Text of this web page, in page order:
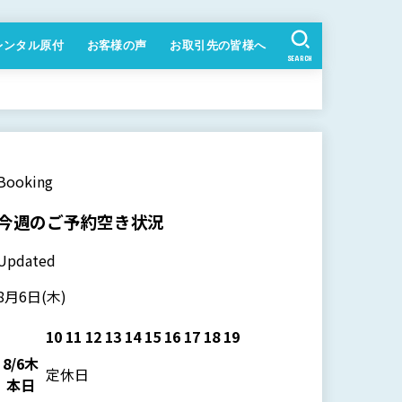
ンタル原付 お客様の声 お取引先の皆様へ
SEARCH